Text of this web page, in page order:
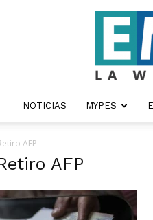
NOTICIAS MYPES
AFP
AFP